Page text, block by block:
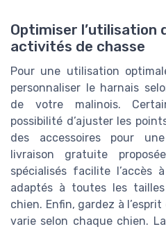
Optimiser l’utilisation
activités de chasse
Pour une utilisation
personnaliser le harnais
de votre malinois.
possibilité d’ajuster les
des accessoires pour
livraison gratuite
spécialisés facilite l’accès
adaptés à toutes les
chien. Enfin, gardez à
varie selon chaque chien.